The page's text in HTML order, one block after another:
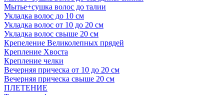
Мытье+сушка волос до талии
Укладка волос до 10 см
Укладка волос от 10 до 20 см
Укладка волос свыше 20 см
Крепеление Великолепных прядей
Крепление Хвоста
Крепление челки
Вечерняя прическа от 10 до 20 см
Вечерняя прическа свыше 20 см
ПЛЕТЕНИЕ